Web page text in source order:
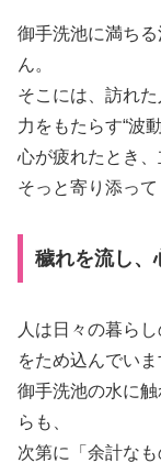
御手洗池に満ち
ん。
そこには、訪れ
力をもたらす“波
心が疲れたとき
そっと寄り添って
穢れを流し、
人は日々の暮ら
をため込んでいま
御手洗池の水に
らも、
次第に「余計な